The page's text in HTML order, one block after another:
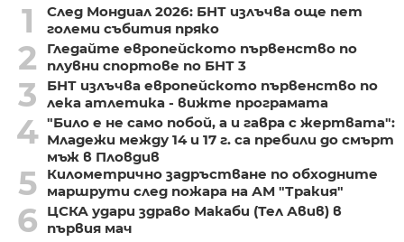
1
След Мондиал 2026: БНТ излъчва още пет
големи събития пряко
2
Гледайте европейското първенство по
плувни спортове по БНТ 3
3
БНТ излъчва европейското първенство по
лека атлетика - вижте програмата
4 "Било е не само побой, а и гавра с жертвата":
Младежи между 14 и 17 г. са пребили до смърт
мъж в Пловдив
5
Километрично задръстване по обходните
маршрути след пожара на АМ "Тракия"
6
ЦСКА удари здраво Макаби (Тел Авив) в
първия мач